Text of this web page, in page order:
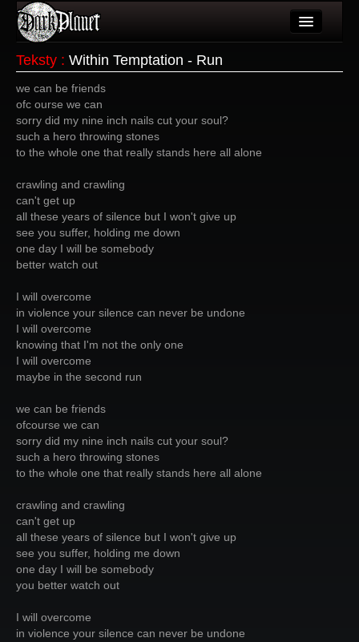
Wydarzenia
Galeria
Więcej
Login
Teksty : Within Temptation - Run
we can be friends
ofc ourse we can
sorry did my nine inch nails cut your soul?
such a hero throwing stones
to the whole one that really stands here all alone
crawling and crawling
can't get up
all these years of silence but I won't give up
see you suffer, holding me down
one day I will be somebody
better watch out
I will overcome
in violence your silence can never be undone
I will overcome
knowing that I'm not the only one
I will overcome
maybe in the second run
we can be friends
ofcourse we can
sorry did my nine inch nails cut your soul?
such a hero throwing stones
to the whole one that really stands here all alone
crawling and crawling
can't get up
all these years of silence but I won't give up
see you suffer, holding me down
one day I will be somebody
you better watch out
I will overcome
in violence your silence can never be undone